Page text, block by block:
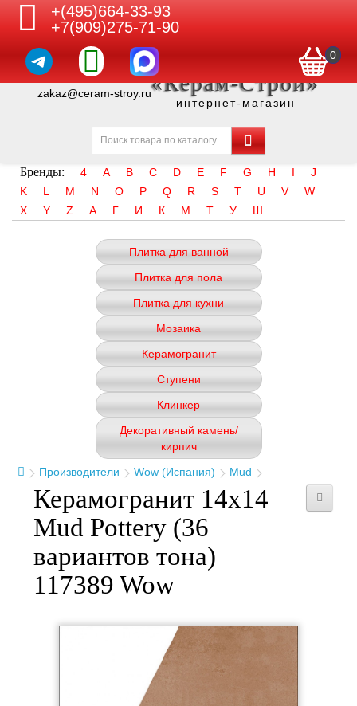
+(495)664-33-93
+7(909)275-71-90
0
zakaz@ceram-stroy.ru«Керам-Строй»
интернет-магазин
Бренды: 4 A B C D E F G H I
J
K
L M N O P Q R S T U V
W
X
Y Z А Г И К М Т У Ш
Плитка для ванной
Плитка для пола
Плитка для кухни
Мозаика
Керамогранит
Ступени
Клинкер
Декоративный камень/
кирпич
Производители
Wow (Испания) Mud
Керамогранит 14x14
Mud Pottery (36
вариантов тона)
117389 Wow